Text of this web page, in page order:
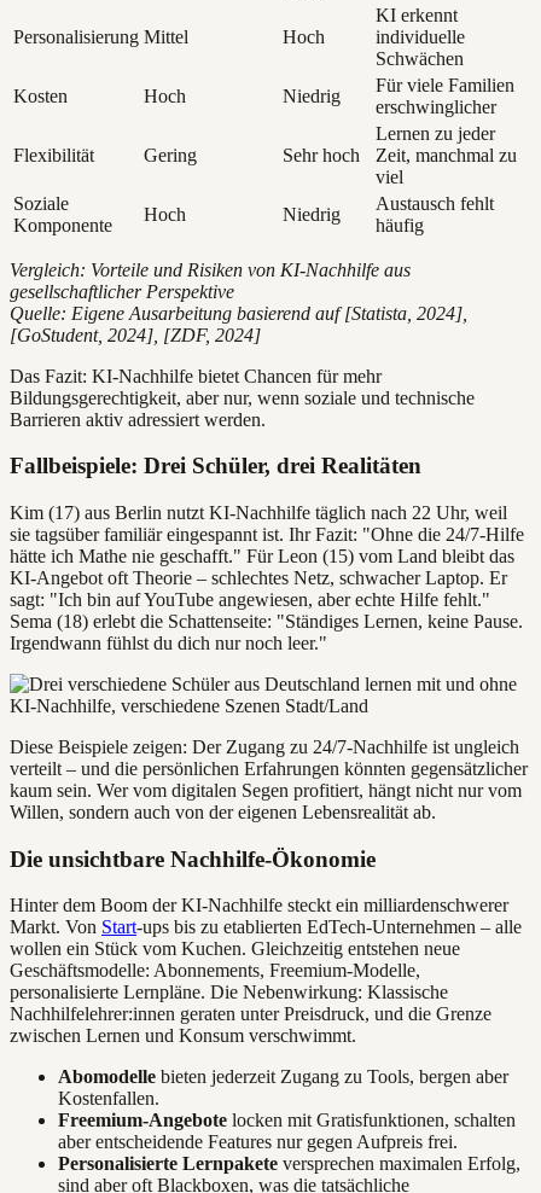
Personalisierung Mittel Hoch
KI erkennt
individuelle
Schwächen
Kosten
Hoch Niedrig
Für viele Familien
erschwinglicher
Flexibilität Gering Sehr hoch
Lernen zu jeder
Zeit, manchmal zu
viel
Soziale
Komponente
Hoch Niedrig
Austausch fehlt
häufig
Vergleich: Vorteile und Risiken von KI-Nachhilfe aus
gesellschaftlicher Perspektive
Quelle: Eigene Ausarbeitung basierend auf [Statista, 2024],
[GoStudent, 2024], [ZDF, 2024]
Das Fazit: KI-Nachhilfe bietet Chancen für mehr
Bildungsgerechtigkeit, aber nur, wenn soziale und technische
Barrieren aktiv adressiert werden.
Fallbeispiele: Drei Schüler, drei Realitäten
Kim (17) aus Berlin nutzt KI-Nachhilfe täglich nach 22 Uhr, weil
sie tagsüber familiär eingespannt ist. Ihr Fazit: "Ohne die 24/7-Hilfe
hätte ich Mathe nie geschafft." Für Leon (15) vom Land bleibt das
KI-Angebot oft Theorie – schlechtes Netz, schwacher Laptop. Er
sagt: "Ich bin auf YouTube angewiesen, aber echte Hilfe fehlt."
Sema (18) erlebt die Schattenseite: "Ständiges Lernen, keine Pause.
Irgendwann fühlst du dich nur noch leer."
Diese Beispiele zeigen: Der Zugang zu 24/7-Nachhilfe ist ungleich
verteilt – und die persönlichen Erfahrungen könnten gegensätzlicher
kaum sein. Wer vom digitalen Segen profitiert, hängt nicht nur vom
Willen, sondern auch von der eigenen Lebensrealität ab.
Die unsichtbare Nachhilfe-Ökonomie
Hinter dem Boom der KI-Nachhilfe steckt ein milliardenschwerer
Markt. Von Start-ups bis zu etablierten EdTech-Unternehmen – alle
wollen ein Stück vom Kuchen. Gleichzeitig entstehen neue
Geschäftsmodelle: Abonnements, Freemium-Modelle,
personalisierte Lernpläne. Die Nebenwirkung: Klassische
Nachhilfelehrer:innen geraten unter Preisdruck, und die Grenze
zwischen Lernen und Konsum verschwimmt.
Abomodelle bieten jederzeit Zugang zu Tools, bergen aber
Kostenfallen.
Freemium-Angebote locken mit Gratisfunktionen, schalten
aber entscheidende Features nur gegen Aufpreis frei.
Personalisierte Lernpakete versprechen maximalen Erfolg,
sind aber oft Blackboxen, was die tatsächliche